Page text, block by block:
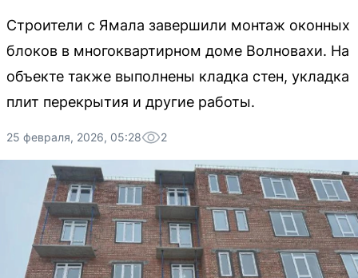
Строители с Ямала завершили монтаж оконных
блоков в многоквартирном доме Волновахи. На
объекте также выполнены кладка стен, укладка
плит перекрытия и другие работы.
25 февраля, 2026, 05:28 2